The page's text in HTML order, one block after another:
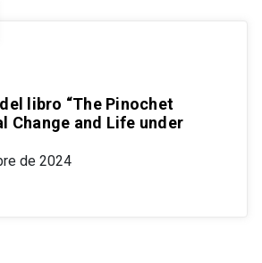
libro “The Pinochet
Change and Life under
de 2024